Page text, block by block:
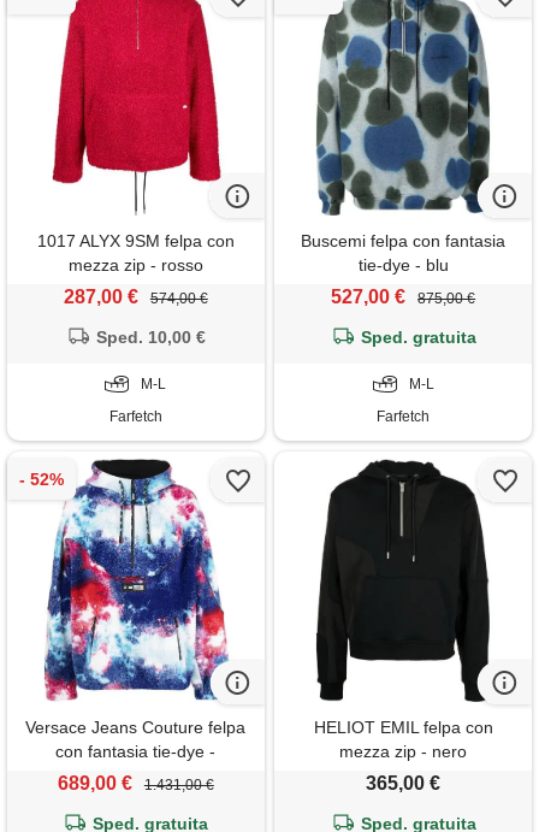
1017 ALYX 9SM felpa con
mezza zip - rosso
287,00 € 574,00 €
Sped. 10,00 €
M-L
Farfetch
Buscemi felpa con fantasia
tie-dye - blu
527,00 € 875,00 €
Sped. gratuita
M-L
Farfetch
Versace Jeans Couture felpa
con fantasia tie-dye -
multicolore
689,00 € 1.431,00 €
Sped. gratuita
HELIOT EMIL felpa con
mezza zip - nero
365,00 €
Sped. gratuita